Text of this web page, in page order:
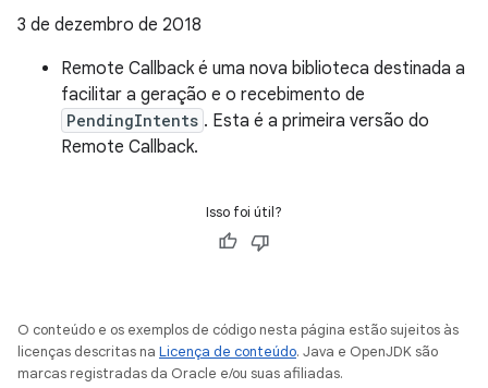
3 de dezembro de 2018
Remote Callback é uma nova biblioteca destinada a
facilitar a geração e o recebimento de
PendingIntents . Esta é a primeira versão do
Remote Callback.
Isso foi útil?
O conteúdo e os exemplos de código nesta página estão sujeitos às
licenças descritas na Licença de conteúdo. Java e OpenJDK são
marcas registradas da Oracle e/ou suas afiliadas.